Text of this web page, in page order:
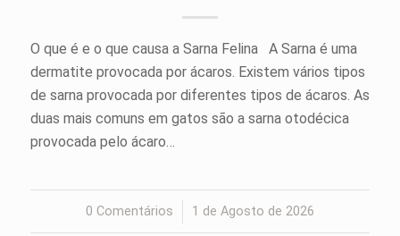
O que é e o que causa a Sarna Felina A Sarna é uma
dermatite provocada por ácaros. Existem vários tipos
de sarna provocada por diferentes tipos de ácaros. As
duas mais comuns em gatos são a sarna otodécica
provocada pelo ácaro…
0 Comentários
/ 1 de Agosto de 2026